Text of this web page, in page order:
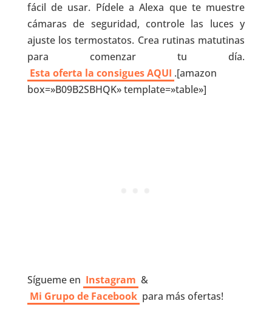
fácil de usar. Pídele a Alexa que te muestre
cámaras de seguridad, controle las luces y
ajuste los termostatos. Crea rutinas matutinas
para comenzar tu día.
Esta oferta la consigues AQUI .[amazon
box=»B09B2SBHQK» template=»table»]
Sígueme en Instagram &
Mi Grupo de Facebook para más ofertas!